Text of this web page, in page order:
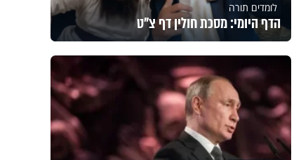
לומדים תורה
הדף היומי: מסכת חולין דף צ"ט